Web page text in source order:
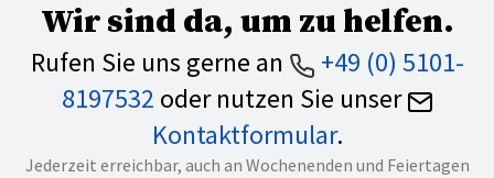
Wir sind da, um zu helfen.
Rufen Sie uns gerne an
+49 (0) 5101-
8197532 oder nutzen Sie unser
Kontaktformular.
Jederzeit erreichbar, auch an Wochenenden und Feiertagen